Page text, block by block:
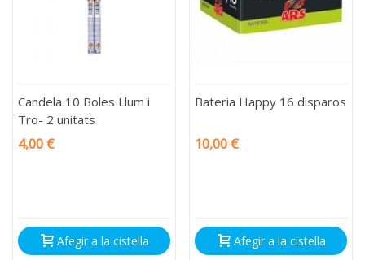
Candela 10 Boles Llum i
Tro- 2 unitats
4,00 €
Afegir a la cistella
Bateria Happy 16 disparos
10,00 €
Afegir a la cistella